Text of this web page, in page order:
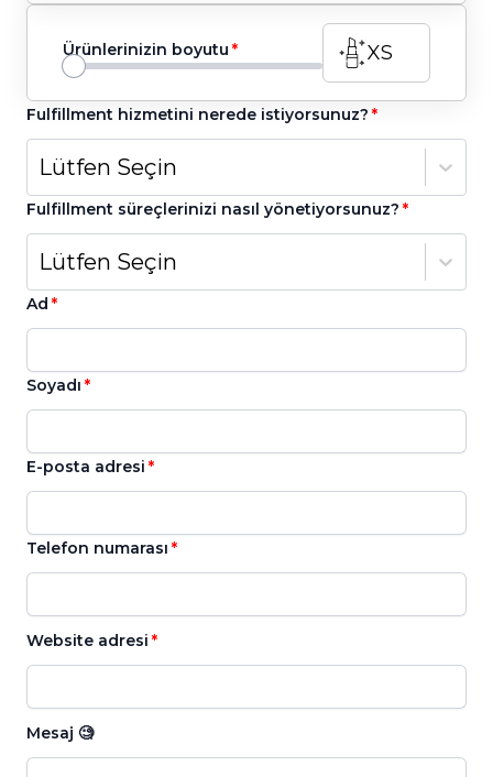
Ürünlerinizin boyutu XS
Fulfillment hizmetini nerede istiyorsunuz?
Lütfen Seçin
Fulfillment süreçlerinizi nasıl yönetiyorsunuz?
Lütfen Seçin
Ad
Soyadı
E-posta adresi
Telefon numarası
Website adresi
Mesaj 🧐